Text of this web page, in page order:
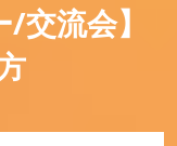
交流会】